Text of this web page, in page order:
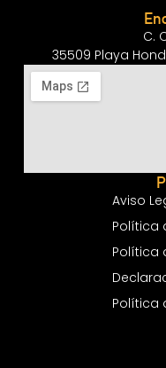
C.
35509 Playa
Aviso
Política
Política
Política